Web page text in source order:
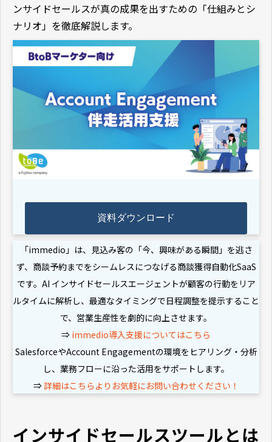
ンサイドセールスが真の成果を出すための「仕組みとシ
ナリオ」を徹底解説します。
資料ダウンロード
「immedio」は、見込み客の「今、興味がある瞬間」を逃さ
ず、商談予約までをシームレスにつなげる商談獲得自動化SaaS
です。AI インサイドセールスエージェントが顧客の行動をリア
ルタイムに解析し、最適なタイミングで日程調整を提示すること
で、営業生産性を劇的に向上させます。
⇒ immedio導入支援についてはこちら
SalesforceやAccount Engagementの環境をヒアリング・分析
し、業務フローに沿った活用をサポートします。
⇒詳細はこちらよりお気軽にお問い合わせください！
インサイドセールスツールとは